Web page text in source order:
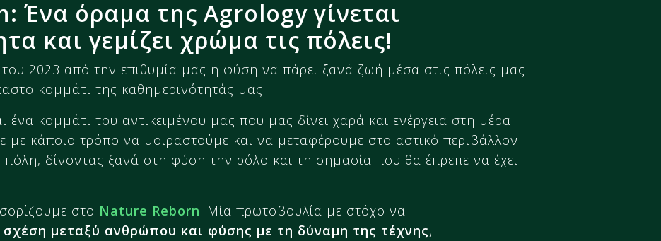
Ένα όραμα της Agrology γίνεται
και γεμίζει χρώμα τις πόλεις!
2023 από την επιθυμία μας η φύση να πάρει ξανά ζωή μέσα στις πόλεις μας
κομμάτι της καθημερινότητάς μας.
κομμάτι του αντικειμένου μας που μας δίνει χαρά και ενέργεια στη μέρα
με κάποιο τρόπο να μοιραστούμε και να μεταφέρουμε στο αστικό περιβάλλον
δίνοντας ξανά στη φύση την ρόλο και τη σημασία που θα έπρεπε να έχει
στο Nature Reborn! Μία πρωτοβουλία με στόχο να
μεταξύ ανθρώπου και φύσης με τη δύναμη της τέχνης,